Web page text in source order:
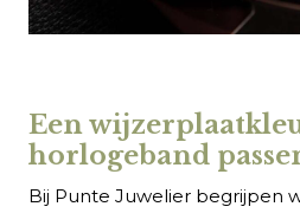
Een
horlogeband
Bij Punte Juwelier begrijpen